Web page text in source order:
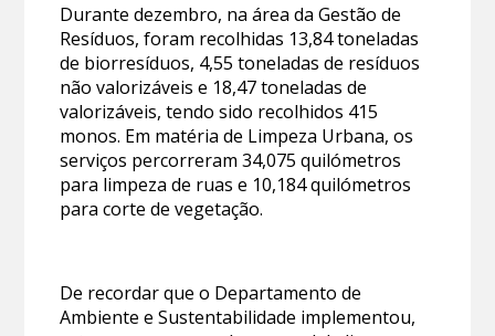
Durante dezembro, na área da Gestão de
Resíduos, foram recolhidas 13,84 toneladas
de biorresíduos, 4,55 toneladas de resíduos
não valorizáveis e 18,47 toneladas de
valorizáveis, tendo sido recolhidos 415
monos. Em matéria de Limpeza Urbana, os
serviços percorreram 34,075 quilómetros
para limpeza de ruas e 10,184 quilómetros
para corte de vegetação.
De recordar que o Departamento de
Ambiente e Sustentabilidade implementou,